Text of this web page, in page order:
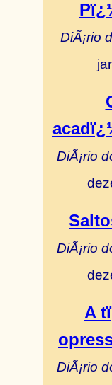
DiÃ¡rio
DiÃ¡rio
DiÃ¡rio
A
DiÃ¡rio